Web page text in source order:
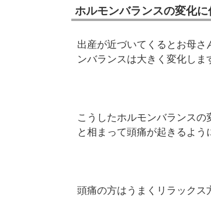
ホルモンバランスの変化に
出産が近づいてくるとお母
ンバランスは大きく変化しま
こうしたホルモンバランス
と相まって頭痛が起きるよう
頭痛の方はうまくリラックス